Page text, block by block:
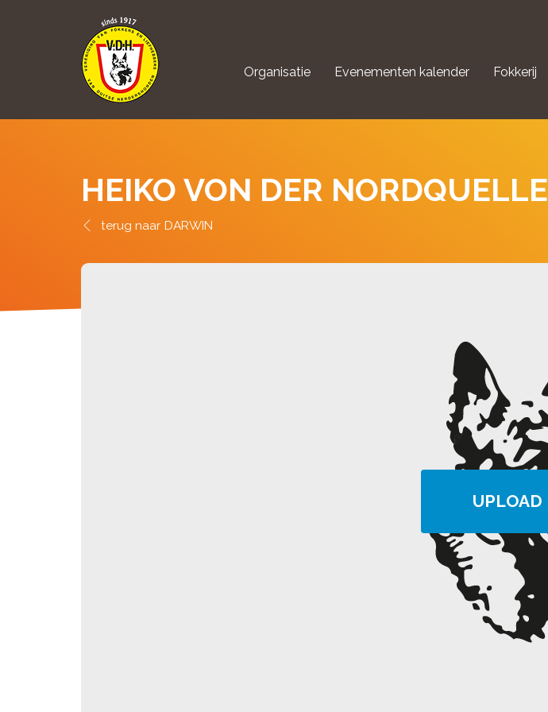
Organisatie Evenementen kalender Fokkerij
HEIKO VON DER NORDQUELLE
DARWIN